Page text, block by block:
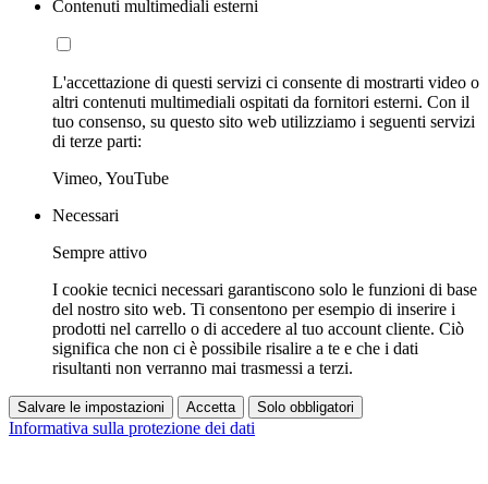
Contenuti multimediali esterni
L'accettazione di questi servizi ci consente di mostrarti video o
altri contenuti multimediali ospitati da fornitori esterni. Con il
tuo consenso, su questo sito web utilizziamo i seguenti servizi
di terze parti:
Vimeo, YouTube
Necessari
Sempre attivo
I cookie tecnici necessari garantiscono solo le funzioni di base
del nostro sito web. Ti consentono per esempio di inserire i
prodotti nel carrello o di accedere al tuo account cliente. Ciò
significa che non ci è possibile risalire a te e che i dati
risultanti non verranno mai trasmessi a terzi.
Salvare le impostazioni Accetta Solo obbligatori
Informativa sulla protezione dei dati